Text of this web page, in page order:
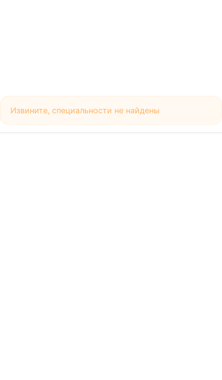
Извините, специальности не найдены